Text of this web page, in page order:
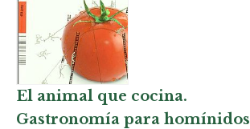
El animal que cocina.
Gastronomía para homínidos